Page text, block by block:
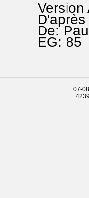
Version
De:
EG: 85
07-